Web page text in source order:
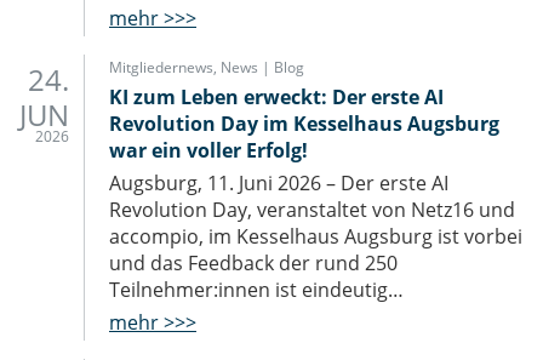
mehr >>>
24.
JUN
2026
Mitgliedernews, News | Blog
KI zum Leben erweckt: Der erste AI
Revolution Day im Kesselhaus Augsburg
war ein voller Erfolg!
Augsburg, 11. Juni 2026 – Der erste AI
Revolution Day, veranstaltet von Netz16 und
accompio, im Kesselhaus Augsburg ist vorbei
und das Feedback der rund 250
Teilnehmer:innen ist eindeutig…
mehr >>>